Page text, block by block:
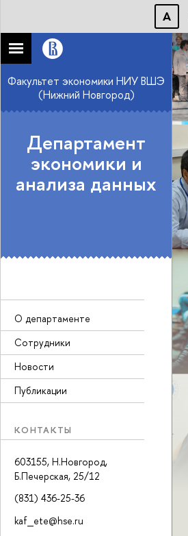
A
Факультет экономики НИУ ВШЭ
(Нижний Новгород)
Департамент
экономики и
анализа данных
О департаменте
Сотрудники
Новости
Публикации
КОНТАКТЫ
603155, Н.Новгород,
Б.Печерская, 25/12
(831) 436-25-36
kaf_ete@hse.ru